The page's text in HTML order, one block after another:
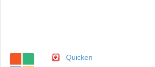
Quicken